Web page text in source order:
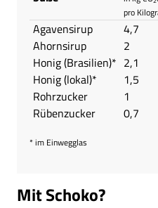
pro
Agavensirup
4,7
Ahornsirup
2
Honig (Brasilien)* 2,1
Honig (lokal)*
1,5
Rohrzucker
1
Rübenzucker
0,7
* im Einwegglas
Mit Schoko?